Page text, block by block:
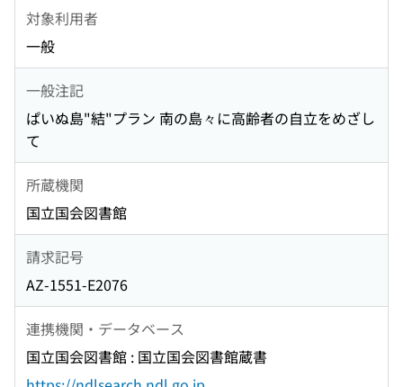
対象利用者
一般
一般注記
ぱいぬ島"結"プラン 南の島々に高齢者の自立をめざし
て
所蔵機関
国立国会図書館
請求記号
AZ-1551-E2076
連携機関・データベース
国立国会図書館 : 国立国会図書館蔵書